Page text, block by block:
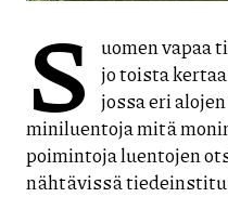
S
uomen
jo toista
jossa eri
miniluentoja mitä
poimintoja luentojen
nähtävissä